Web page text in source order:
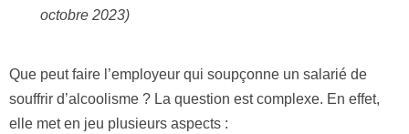
octobre 2023)
Que peut faire l’employeur qui soupçonne un salarié de
souffrir d’alcoolisme ? La question est complexe. En effet,
elle met en jeu plusieurs aspects :